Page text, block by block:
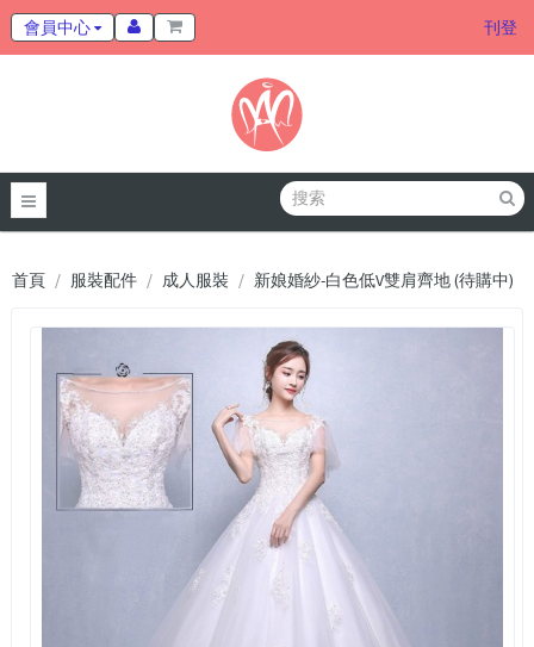
會員中心 刊登
首頁 服裝配件 成人服裝 新娘婚紗-白色低V雙肩齊地 (待購中)